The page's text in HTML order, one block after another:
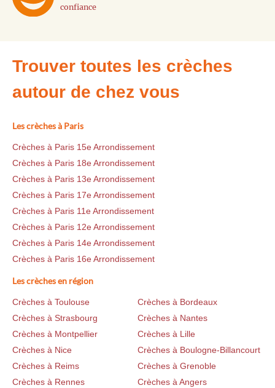
confiance
Trouver toutes les crèches
autour de chez vous
Les crèches à Paris
Crèches à Paris 15e Arrondissement
Crèches à Paris 18e Arrondissement
Crèches à Paris 13e Arrondissement
Crèches à Paris 17e Arrondissement
Crèches à Paris 11e Arrondissement
Crèches à Paris 12e Arrondissement
Crèches à Paris 14e Arrondissement
Crèches à Paris 16e Arrondissement
Les crèches en région
Crèches à Toulouse
Crèches à Bordeaux
Crèches à Strasbourg
Crèches à Nantes
Crèches à Montpellier
Crèches à Lille
Crèches à Nice
Crèches à Boulogne-Billancourt
Crèches à Reims
Crèches à Grenoble
Crèches à Rennes
Crèches à Angers